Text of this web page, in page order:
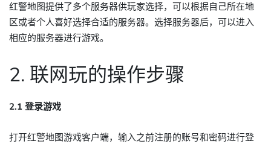
红警地图提供了多个服务器供玩家选择，可以根据自己所在地
区或者个人喜好选择合适的服务器。选择服务器后，可以进入
相应的服务器进行游戏。
2. 联网玩的操作步骤
2.1 登录游戏
打开红警地图游戏客户端，输入之前注册的账号和密码进行登